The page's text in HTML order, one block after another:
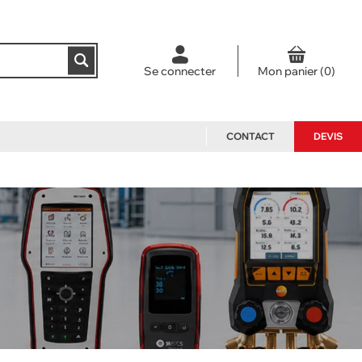
Se connecter
ACCESSOIRES ET PIÈCES
DÉTACHÉES
CONTACT DEVIS